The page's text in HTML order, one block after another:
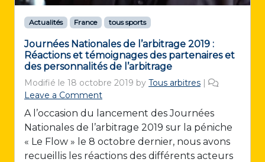
Actualités France tous sports
Journées Nationales de l’arbitrage 2019 :
Réactions et témoignages des partenaires et
des personnalités de l’arbitrage
Modifié le 18 octobre 2019 by Tous arbitres |
Leave a Comment
A l’occasion du lancement des Journées
Nationales de l’arbitrage 2019 sur la péniche
« Le Flow » le 8 octobre dernier, nous avons
recueillis les réactions des différents acteurs